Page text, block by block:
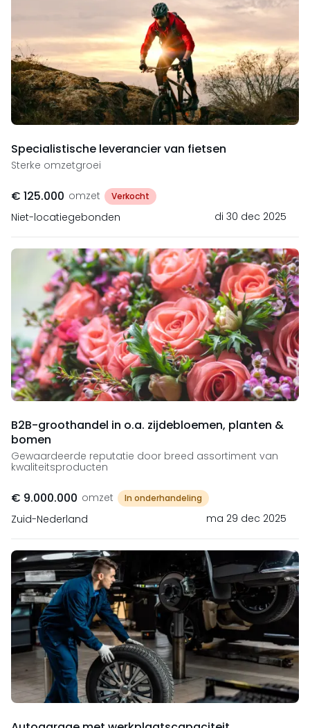
Specialistische leverancier van fietsen
Sterke omzetgroei
€ 125.000 omzet Verkocht
Niet-locatiegebonden di 30 dec 2025
B2B-groothandel in o.a. zijdebloemen, planten &
bomen
Gewaardeerde reputatie door breed assortiment van
kwaliteitsproducten
€ 9.000.000 omzet In onderhandeling
Zuid-Nederland ma 29 dec 2025